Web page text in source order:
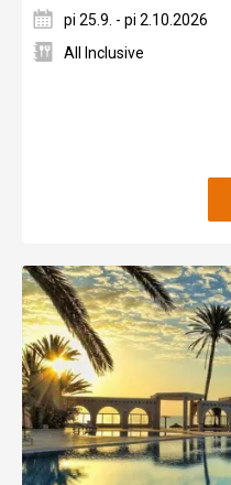
pi 25.9. - pi 2.10.2026
All Inclusive